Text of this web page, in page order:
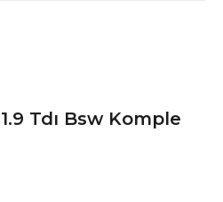
Tdı Bsw Komple